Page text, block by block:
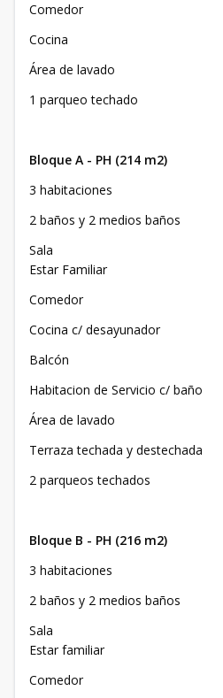
Comedor
Cocina
Área de lavado
1 parqueo techado
Bloque A - PH (214 m2)
3 habitaciones
2 baños y 2 medios baños
Sala
Estar Familiar
Comedor
Cocina c/ desayunador
Balcón
Habitacion de Servicio c/ baño
Área de lavado
Terraza techada y destechada
2 parqueos techados
Bloque B - PH (216 m2)
3 habitaciones
2 baños y 2 medios baños
Sala
Estar familiar
Comedor